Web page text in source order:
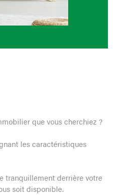
que vous cherchiez ?
les caractéristiques
tranquillement derrière votre
soit disponible.